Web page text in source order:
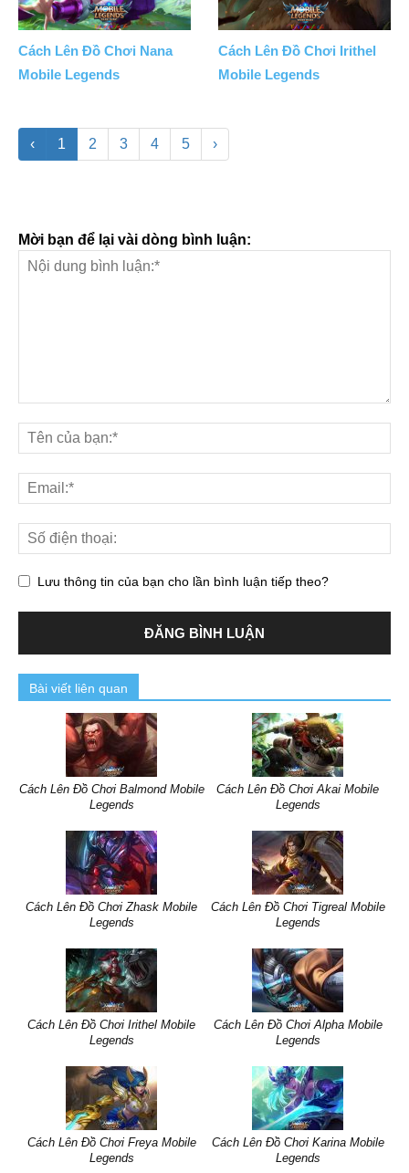
Cách Lên Đồ Chơi Nana
Mobile Legends
Cách Lên Đồ Chơi Irithel
Mobile Legends
‹ 1 2 3 4 5 ›
Mời bạn để lại vài dòng bình luận:
Lưu thông tin của bạn cho lần bình luận tiếp theo?
Bài viết liên quan
Cách Lên Đồ Chơi Balmond Mobile
Legends
Cách Lên Đồ Chơi Akai Mobile
Legends
Cách Lên Đồ Chơi Zhask Mobile
Legends
Cách Lên Đồ Chơi Tigreal Mobile
Legends
Cách Lên Đồ Chơi Irithel Mobile
Legends
Cách Lên Đồ Chơi Alpha Mobile
Legends
Cách Lên Đồ Chơi Freya Mobile
Legends
Cách Lên Đồ Chơi Karina Mobile
Legends